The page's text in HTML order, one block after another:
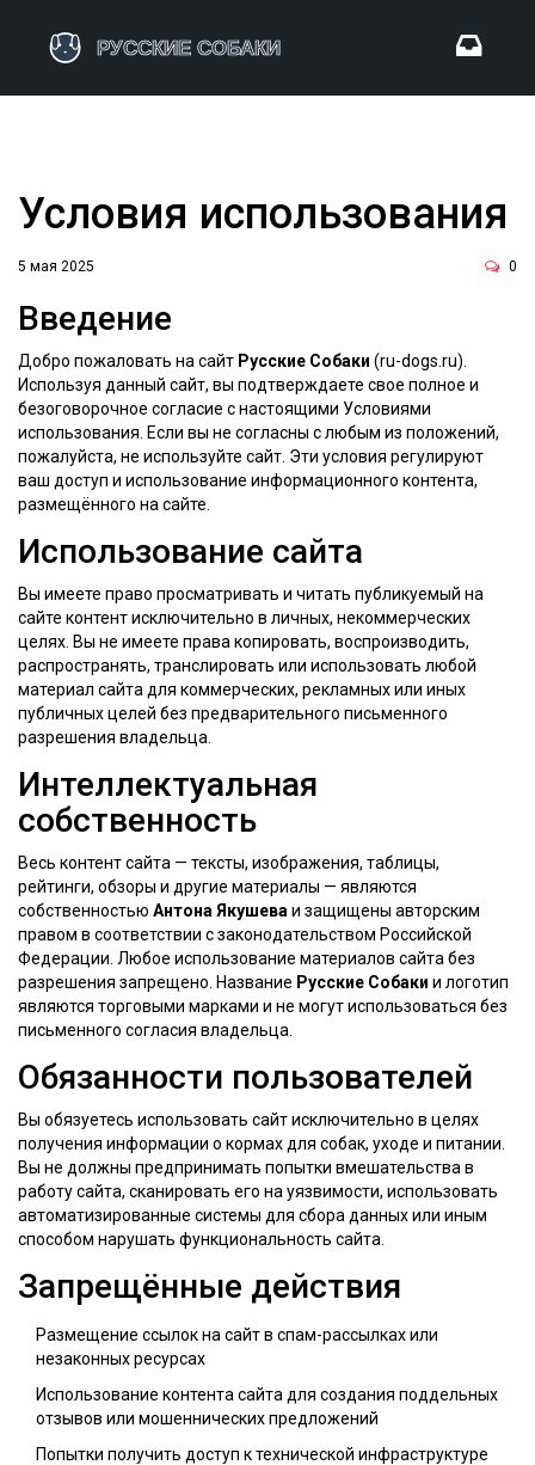
Условия использования
5 мая 2025 0
Введение
Добро пожаловать на сайт Русские Собаки (ru-dogs.ru).
Используя данный сайт, вы подтверждаете свое полное и
безоговорочное согласие с настоящими Условиями
использования. Если вы не согласны с любым из положений,
пожалуйста, не используйте сайт. Эти условия регулируют
ваш доступ и использование информационного контента,
размещённого на сайте.
Использование сайта
Вы имеете право просматривать и читать публикуемый на
сайте контент исключительно в личных, некоммерческих
целях. Вы не имеете права копировать, воспроизводить,
распространять, транслировать или использовать любой
материал сайта для коммерческих, рекламных или иных
публичных целей без предварительного письменного
разрешения владельца.
Интеллектуальная
собственность
Весь контент сайта — тексты, изображения, таблицы,
рейтинги, обзоры и другие материалы — являются
собственностью Антона Якушева и защищены авторским
правом в соответствии с законодательством Российской
Федерации. Любое использование материалов сайта без
разрешения запрещено. Название Русские Собаки и логотип
являются торговыми марками и не могут использоваться без
письменного согласия владельца.
Обязанности пользователей
Вы обязуетесь использовать сайт исключительно в целях
получения информации о кормах для собак, уходе и питании.
Вы не должны предпринимать попытки вмешательства в
работу сайта, сканировать его на уязвимости, использовать
автоматизированные системы для сбора данных или иным
способом нарушать функциональность сайта.
Запрещённые действия
Размещение ссылок на сайт в спам-рассылках или
незаконных ресурсах
Использование контента сайта для создания поддельных
отзывов или мошеннических предложений
Попытки получить доступ к технической инфраструктуре